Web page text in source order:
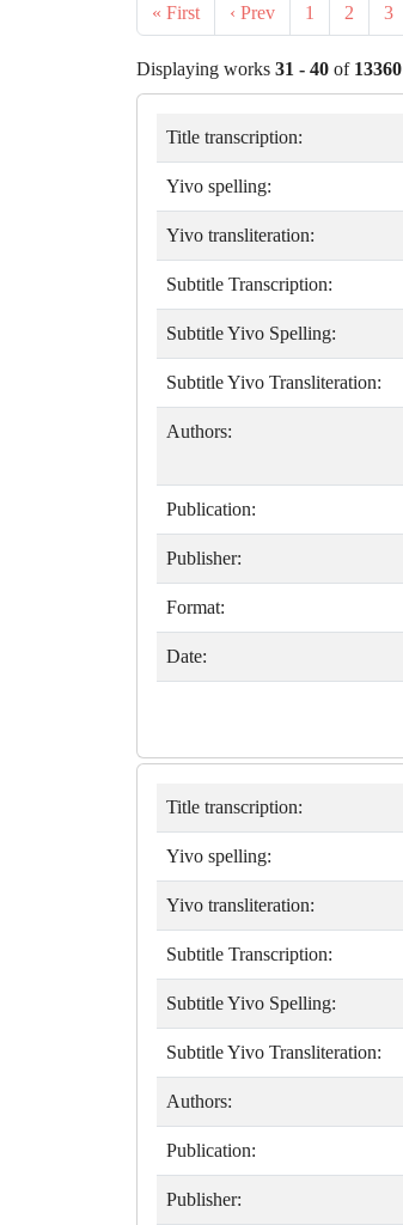
« First ‹ Prev 1 2 3
Displaying works 31 - 40 of 13360
Title transcription:
Yivo spelling:
Yivo transliteration:
Subtitle Transcription:
Subtitle Yivo Spelling:
Subtitle Yivo Transliteration:
Authors:
Publication:
Publisher:
Format:
Date:
Title transcription:
Yivo spelling:
Yivo transliteration:
Subtitle Transcription:
Subtitle Yivo Spelling:
Subtitle Yivo Transliteration:
Authors:
Publication:
Publisher: